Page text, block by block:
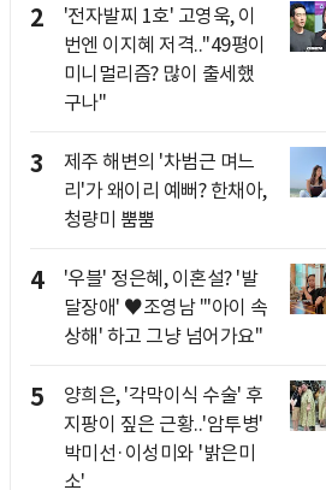
2
'전자발찌 1호' 고영욱, 이
번엔 이지혜 저격.."49평이
미니멀리즘? 많이 출세했
구나"
3
제주 해변의 '차범근 며느
리'가 왜이리 예뻐? 한채아,
청량미 뿜뿜
4
'우블' 정은혜, 이혼설? '발
달장애' ♥조영남 "'아이 속
상해' 하고 그냥 넘어가요"
5
양희은, '각막이식 수술' 후
지팡이 짚은 근황..'암투병'
박미선·이성미와 '밝은미
소'